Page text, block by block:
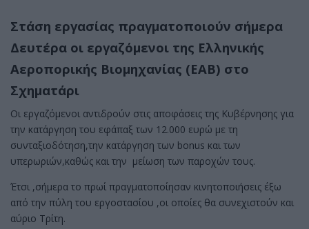
Στάση εργασίας πραγματοποιούν σήμερα
Δευτέρα οι εργαζόμενοι της Ελληνικής
Αεροπορικής Βιομηχανίας (ΕΑΒ) στο
Σχηματάρι
Οι εργαζόμενοι αντιδρούν στις αποφάσεις της Κυβέρνησης για
την κατάργηση του εφάπαξ των 12.000 ευρώ με τη
συνταξιοδότηση,την κατάργηση των bonus και των
υπερωριών,καθώς και την μείωση των παροχών τους.
Έτσι ,σήμερα το πρωί πραγματοποίησαν κινητοποιήσεις έξω
από την πύλη του εργοστασίου ,οι οποίες θα συνεχιστούν και
αύριο Τρίτη.